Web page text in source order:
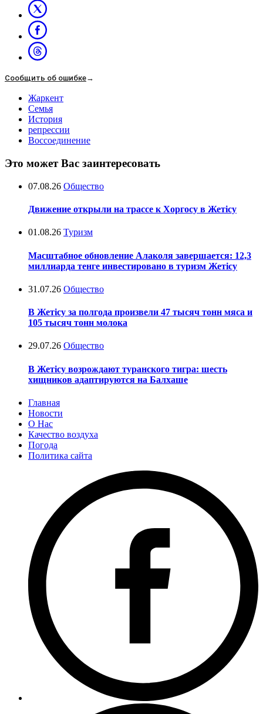
Сообщить об ошибке→
Жаркент
Семья
История
репрессии
Воссоединение
Это может Вас заинтересовать
07.08.26 Общество
Движение открыли на трассе к Хоргосу в Жетісу
01.08.26 Туризм
Масштабное обновление Алаколя завершается: 12,3
миллиарда тенге инвестировано в туризм Жетісу
31.07.26 Общество
В Жетісу за полгода произвели 47 тысяч тонн мяса и
105 тысяч тонн молока
29.07.26 Общество
В Жетісу возрождают туранского тигра: шесть
хищников адаптируются на Балхаше
Главная
Новости
О Нас
Качество воздуха
Погода
Политика сайта